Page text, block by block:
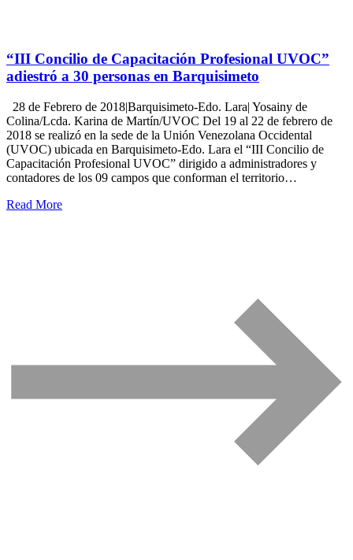
“III Concilio de Capacitación Profesional UVOC”
adiestró a 30 personas en Barquisimeto
28 de Febrero de 2018|Barquisimeto-Edo. Lara| Yosainy de
Colina/Lcda. Karina de Martín/UVOC Del 19 al 22 de febrero de
2018 se realizó en la sede de la Unión Venezolana Occidental
(UVOC) ubicada en Barquisimeto-Edo. Lara el “III Concilio de
Capacitación Profesional UVOC” dirigido a administradores y
contadores de los 09 campos que conforman el territorio…
Read More